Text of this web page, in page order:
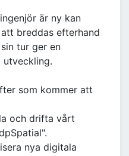
är ny kan
breddas efterhand
tur ger en
som kommer att
och drifta vårt
nya digitala